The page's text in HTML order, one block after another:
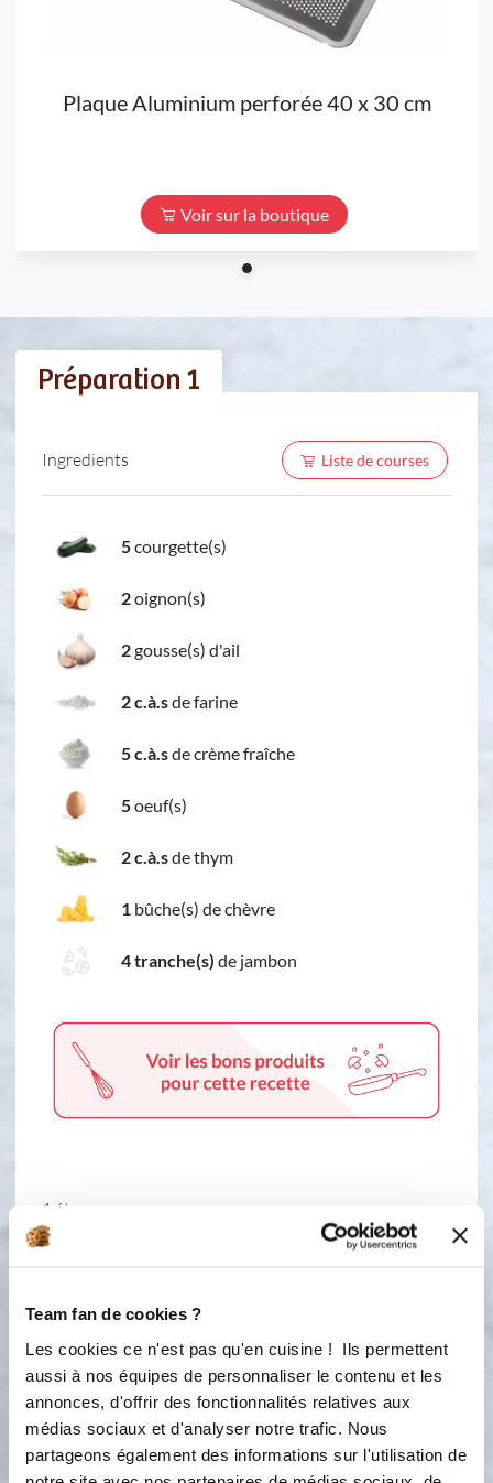
Team fan de cookies ?
Les cookies ce n'est pas qu'en cuisine ! Ils permettent
aussi à nos équipes de personnaliser le contenu et les
annonces, d'offrir des fonctionnalités relatives aux
médias sociaux et d'analyser notre trafic. Nous
partageons également des informations sur l'utilisation de
Plaque Aluminium perforée 40 x 30 cm
Voir sur la boutique
Préparation 1
Ingredients Liste de courses
5courgette(s)
2oignon(s)
2gousse(s) d'ail
2 c.à.sde farine
5 c.à.sde crème fraîche
5oeuf(s)
2 c.à.sde thym
1 bûche(s) de chèvre
4 tranche(s) de jambon
1 étape
1
2 gousses d’ail. Dans une sauteuse,
faire revenir les courgettes, oignons
,ail et thym dans un peu d’huile. Une
fois dégorgées, ajouter hors du feu
deux grosses cuillères de farine, la
crème et les œufs. Saler et poivrer.
Poser le sur grille et verser la